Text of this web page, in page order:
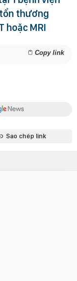
thương
hoặc MRI
Copy link
Sao chép link